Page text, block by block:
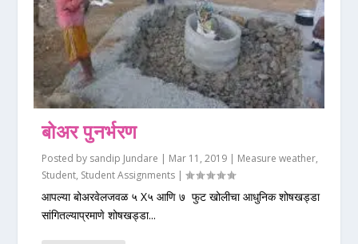
बोअर पुनर्भरण
Posted by sandip Jundare | Mar 11, 2019 | Measure weather,
Student, Student Assignments |
आपल्या बोअरवेलजवळ ५ X५ आणि ७ फुट खोलीचा आधुनिक शोषखड्डा
सांगितल्याप्रमाणे शोषखड्डा...